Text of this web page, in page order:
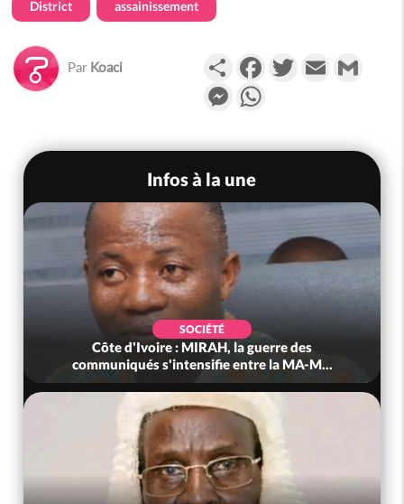
District assainissement
Par Koaci PartagerFacebookTwitterEmail
Messenger
Infos à la une
SOCIÉTÉ
Côte d'Ivoire : MIRAH, la guerre des
communiqués s'intensifie entre la MA-M...